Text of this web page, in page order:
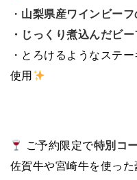
・ 山梨県産ワインビー
・じっくり煮込んだビ
・とろけるようなステ
使用
ご予約限定で特別コ
佐賀牛や宮崎牛を使っ